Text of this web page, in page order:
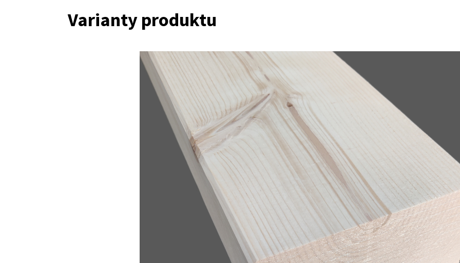
Varianty produktu